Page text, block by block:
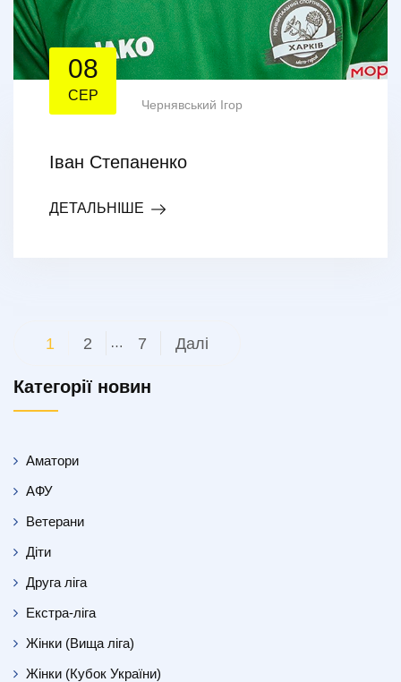
08
СЕР
Чернявський Ігор
Іван Степаненко
ДЕТАЛЬНІШЕ
Пагінація
1 2 … 7 Далі
Категорії новин
Аматори
АФУ
Ветерани
Діти
Друга ліга
Екстра-ліга
Жінки (Вища ліга)
Жінки (Кубок України)